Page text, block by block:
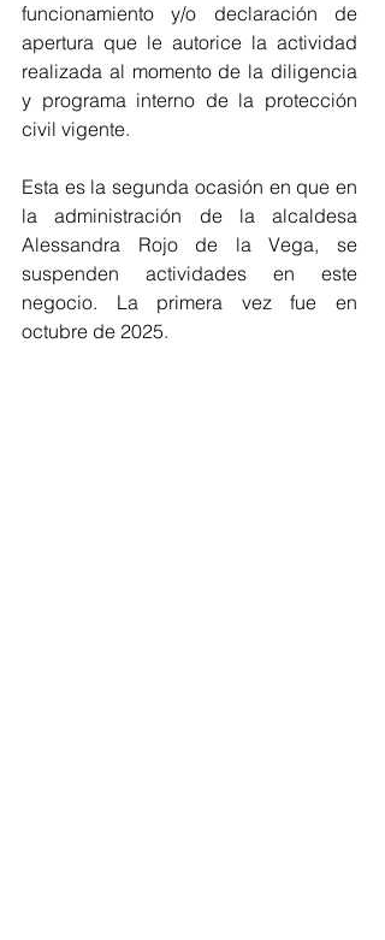
funcionamiento y/o declaración de
apertura que le autorice la actividad
realizada al momento de la diligencia
y programa interno de la protección
civil vigente.
Esta es la segunda ocasión en que en
la administración de la alcaldesa
Alessandra Rojo de la Vega, se
suspenden actividades en este
negocio. La primera vez fue en
octubre de 2025.